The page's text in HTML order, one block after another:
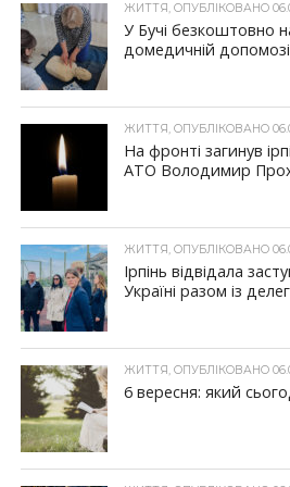
ЖИТТЯ, ОПУБЛІКОВАНО
У Бучі безкоштовно
домедичній
ЖИТТЯ, ОПУБЛІКОВАНО
На фронті загинув
АТО Володимир
ЖИТТЯ, ОПУБЛІКОВАНО
Ірпінь відвідала
Україні разом із
ЖИТТЯ, ОПУБЛІКОВАНО
6 вересня: який